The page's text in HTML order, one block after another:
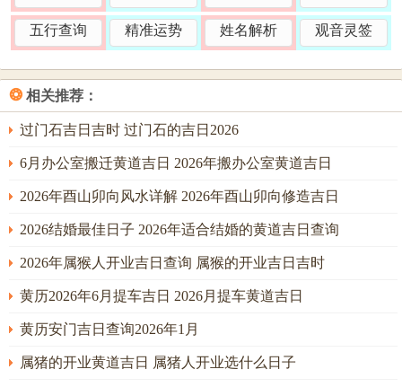
火为妙。常有命主于此年贸然于五黄煞位动工安机，造成宅
中多人突患肺金之疾，此即火旺伤金、煞气攻身之验。
二、岁中吉日分章测算
择取吉日首重日柱与年柱之生克制化。丙午年天干丙火，遇
壬子，癸亥等水旺之日则成水火既济之象，此等日柱安装空
调，最利宅中财运流通。若逢庚申，辛酉等金旺之日，则成
午，丙午等火炎之日，则需视具体时辰与宅主八字而定，若
非宅主八字需火补运，则恐有燥气伤金之虞。
正月壬寅月月建与年柱构成寅午半合火局。此时择日以金水
调候为急；农历正月初九庚子日，天干庚金为空调本体，地
学中反为美事，盖因子水冲午火，可解年柱炎燥之困。是宜
用申时（下午三至五时），申子半合水局，金水之气贯通。
五行查询 精准运势 姓名解析 观音灵签
❂ 相关推荐：
过门石吉日吉时 过门石的吉日2026
6月办公室搬迁黄道吉日 2026年搬办公室黄道吉日
2026年酉山卯向风水详解 2026年酉山卯向修造吉日
2026结婚最佳日子 2026年适合结婚的黄道吉日查询
2026年属猴人开业吉日查询 属猴的开业吉日吉时
黄历2026年6月提车吉日 2026月提车黄道吉日
黄历安门吉日查询2026年1月
属猪的开业黄道吉日 属猪人开业选什么日子